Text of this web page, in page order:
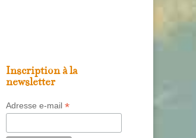
Inscription à la
newsletter
Adresse e-mail *